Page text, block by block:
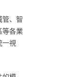
管、智
等各業
一視